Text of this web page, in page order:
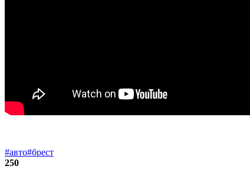
#авто#брест
250